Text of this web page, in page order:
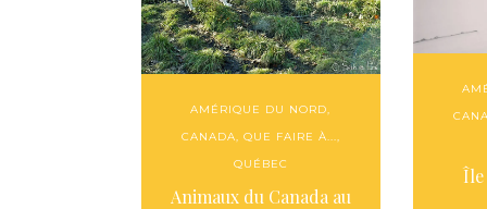
AMÉRIQUE DU NORD,
CANADA, QUE FAIRE À...,
QUÉBEC
Animaux du Canada au
Île